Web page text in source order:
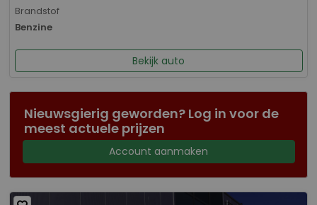
Brandstof
Benzine
Bekijk auto
Nieuwsgierig geworden? Log in voor de
meest actuele prijzen
Account aanmaken